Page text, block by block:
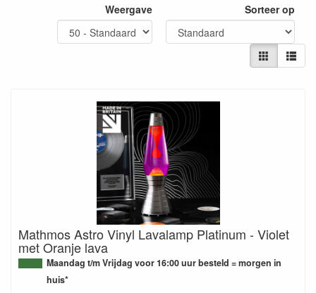
Weergave Sorteer op
Mathmos Astro Vinyl Lavalamp Platinum - Violet
met Oranje lava
Maandag t/m Vrijdag voor 16:00 uur besteld = morgen in
huis*